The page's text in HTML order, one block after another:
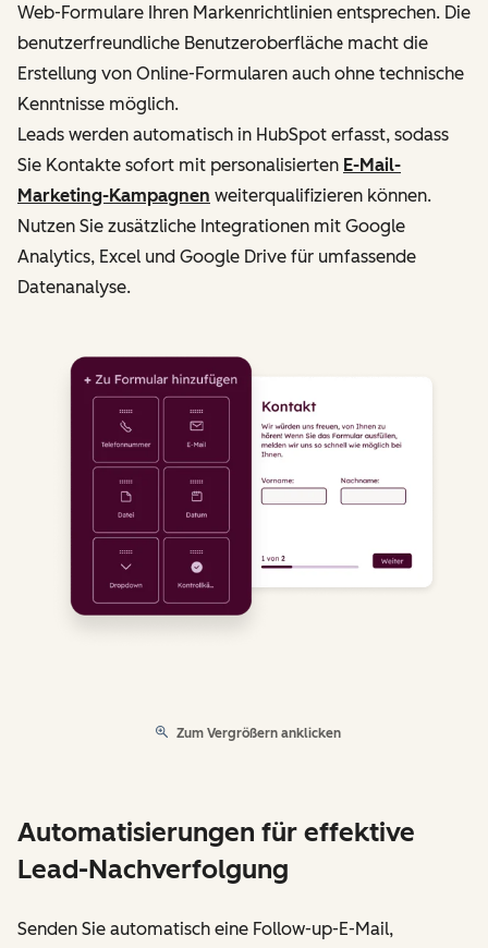
Web-Formulare Ihren Markenrichtlinien entsprechen. Die
benutzerfreundliche Benutzeroberfläche macht die
Erstellung von Online-Formularen auch ohne technische
Kenntnisse möglich.
Leads werden automatisch in HubSpot erfasst, sodass
Sie Kontakte sofort mit personalisierten E-Mail-
Marketing-Kampagnen weiterqualifizieren können.
Nutzen Sie zusätzliche Integrationen mit Google
Analytics, Excel und Google Drive für umfassende
Datenanalyse.
Zum Vergrößern anklicken
Automatisierungen für effektive
Lead-Nachverfolgung
Senden Sie automatisch eine Follow-up-E-Mail,